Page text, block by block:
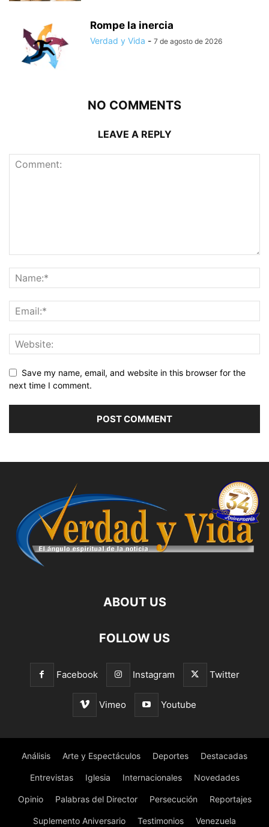
Rompe la inercia
Verdad y Vida - 7 de agosto de 2026
NO COMMENTS
LEAVE A REPLY
Save my name, email, and website in this browser for the
next time I comment.
ABOUT US
FOLLOW US
Facebook Instagram Twitter
Vimeo Youtube
Análisis Arte y Espectáculos Deportes Destacadas
Entrevistas Iglesia Internacionales Novedades
Opinio Palabras del Director Persecución Reportajes
Suplemento Aniversario Testimonios Venezuela